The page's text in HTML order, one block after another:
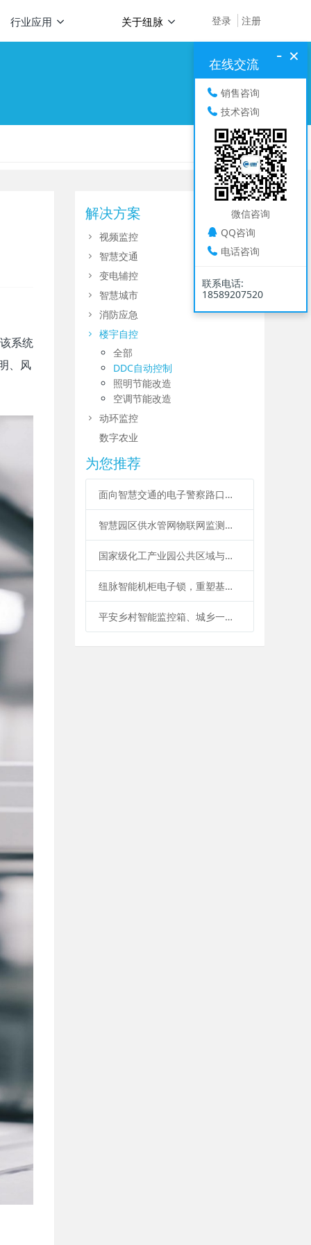
登录 注册
行业应用 关于纽脉
系统
、风
解决方案
视频监控
智慧交通
变电辅控
智慧城市
消防应急
楼宇自控
全部
DDC自动控制
照明节能改造
空调节能改造
动环监控
数字农业
为您推荐
面向智慧交通的电子警察路口全要素智能物联运维系统设计方案
智慧园区供水管网物联网监测与漏损管控系统方案
国家级化工产业园公共区域与设施“云-空-地”智能化建设设计方案
纽脉智能机柜电子锁，重塑基础设施安全管理新范式-智能机柜锁、蓝牙电子锁、iC卡电子锁、机柜物联锁、485远程电子锁、物联智能锁
平安乡村智能监控箱、城乡一体化安防运维箱、安防智能箱应用广泛应用
×
-
在线交流
销售咨询
技术咨询
微信咨询
QQ咨询
电话咨询
联系电话:
18589207520